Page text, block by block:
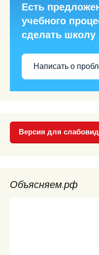
Есть
учебного
сделать
Написать о
Версия для
Объясняем.рф